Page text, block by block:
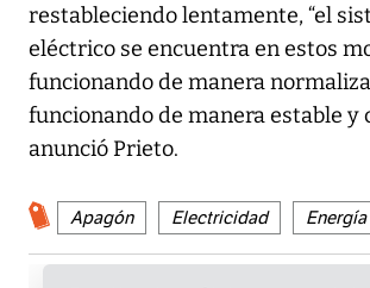
restableciendo lentamente, “el
eléctrico se encuentra en estos
funcionando de manera
funcionando de manera estable y
anunció Prieto.
Apagón Electricidad Energía